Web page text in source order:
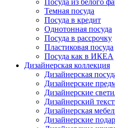
Посуда из белого
Темная посуда
Посуда в кредит
Однотонная посуда
Посуда в рассрочку
Пластиковая посуда
Посуда как в ИКЕА
Дизайнерская коллекция
Дизайнерская
Дизайнерские
Дизайнерские
Дизайнерский
Дизайнерская
Дизайнерские